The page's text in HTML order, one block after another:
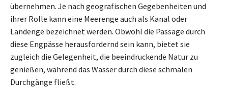
übernehmen. Je nach geografischen Gegebenheiten und
ihrer Rolle kann eine Meerenge auch als Kanal oder
Landenge bezeichnet werden. Obwohl die Passage durch
diese Engpässe herausfordernd sein kann, bietet sie
zugleich die Gelegenheit, die beeindruckende Natur zu
genießen, während das Wasser durch diese schmalen
Durchgänge fließt.